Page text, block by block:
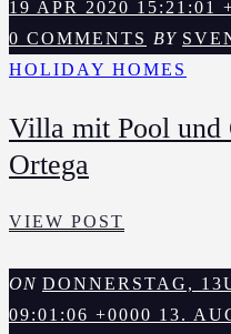
19 APR 2020 15:21:01
0 COMMENTS BY
HOLIDAY HOMES
Villa mit Pool und
Ortega
VIEW POST
POOL
UND
ON DONNERSTAG,
09:01:06 +0000 13.